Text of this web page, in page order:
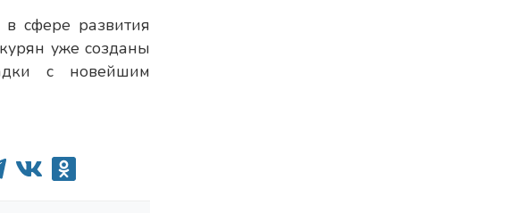
сфере развития
уже созданы
с новейшим